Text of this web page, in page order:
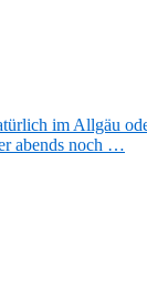
im Allgäu
abends noch …